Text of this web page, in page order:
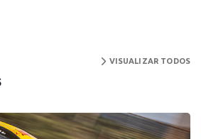
VISUALIZAR TODOS